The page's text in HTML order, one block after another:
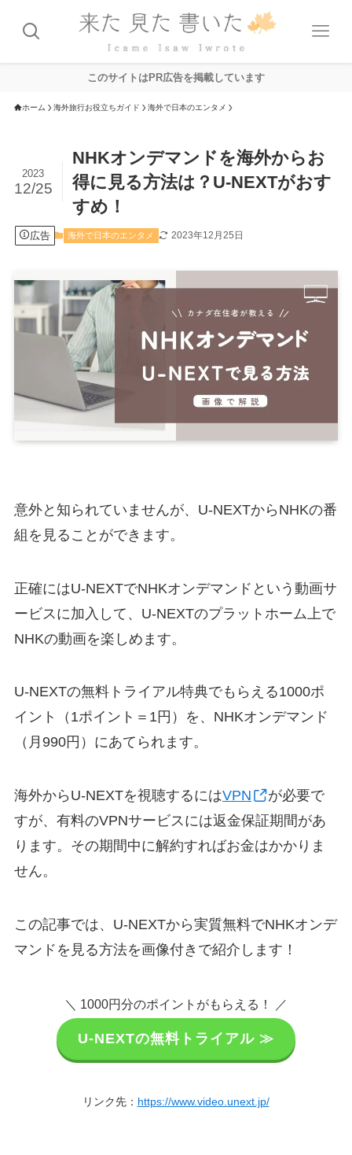
このサイトはPR広告を掲載しています
ホーム 海外旅行お役立ちガイド 海外で日本のエンタメ
NHKオンデマンドを海外からお
得に見る方法は？U-NEXTがおす
すめ！
2023
12/25
広告 海外で日本のエンタメ 2023年12月25日
意外と知られていませんが、U-NEXTからNHKの番
組を見ることができます。
正確にはU-NEXTでNHKオンデマンドという動画サ
ービスに加入して、U-NEXTのプラットホーム上で
NHKの動画を楽しめます。
U-NEXTの無料トライアル特典でもらえる1000ポ
イント（1ポイント＝1円）を、NHKオンデマンド
（月990円）にあてられます。
海外からU-NEXTを視聴するにはVPN
が必要で
すが、有料のVPNサービスには返金保証期間があ
ります。その期間中に解約すればお金はかかりま
せん。
この記事では、U-NEXTから実質無料でNHKオンデ
マンドを見る方法を画像付きで紹介します！
＼ 1000円分のポイントがもらえる！ ／
U-NEXTの無料トライアル ≫
リンク先： https://www.video.unext.jp/